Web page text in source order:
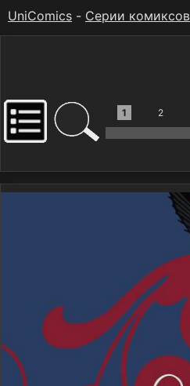
UniComics - Серии комиксов
1 2